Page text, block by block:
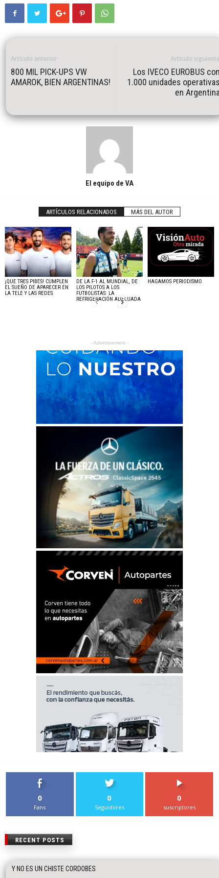
Artículo anterior
800 MIL PICK-UPS VW
AMAROK, BIEN ARGENTINAS!
Artículo
Los IVECO EUROBUS
1.000 unidades
en
El equipo de VA
ARTÍCULOS RELACIONADOS MÁS DEL AUTOR
¡QUE TRES PIBES! CUMPLEN
EL SUEÑO DE APARECER EN
LA TELE Y LAS REDES
DE LA F-1 AL MUNDIAL, DE
LOS PILOTOS A LOS
FUTBOLISTAS: LA
REFRIGERACIÓN ADECUADA
HAGAMOS PERIODISMO
- Advertisement -
0
Fans
0
Seguidores
0
suscriptores
RECENT POSTS
Y NO ES UN CHISTE CORDOBES